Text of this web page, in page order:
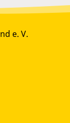
e. V.